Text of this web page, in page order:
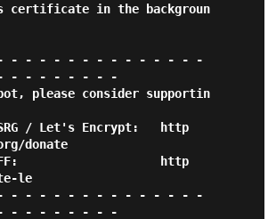
certificate in the backgroun
- - - - - - - - - - - - - -
- - - - - - - -
please consider supportin
donate
le
- - - - - - - - - - - - - -